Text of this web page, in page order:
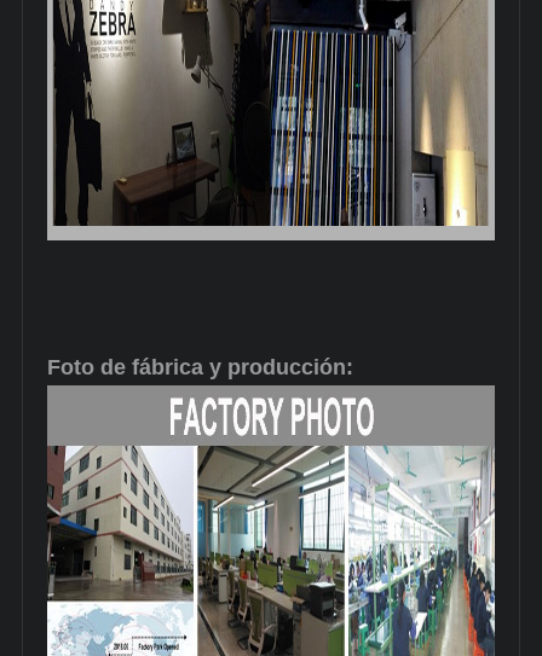
Foto de fábrica y producción: